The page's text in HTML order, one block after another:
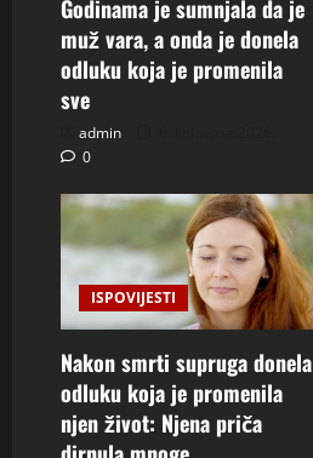
Godinama je sumnjala da je
muž vara, a onda je donela
odluku koja je promenila
sve
admin
0
ISPOVIJESTI
Nakon smrti supruga donela
odluku koja je promenila
njen život: Njena priča